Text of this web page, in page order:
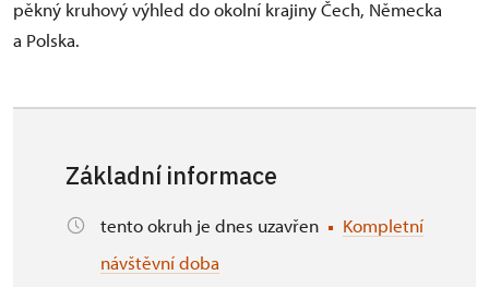
pěkný kruhový výhled do okolní krajiny Čech, Německa
a Polska.
Základní informace
tento okruh je dnes uzavřen
Kompletní
návštěvní doba